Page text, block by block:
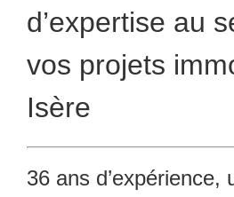
d’expertise au
vos projets
Isère
36 ans d’expérience,